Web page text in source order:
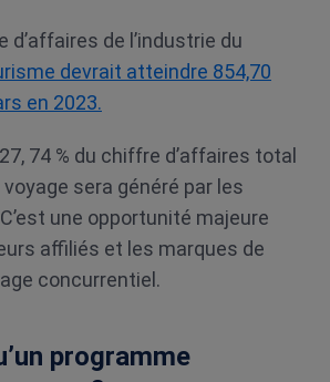
d’affaires de l’industrie du
devrait atteindre 854,70
en 2023.
74 % du chiffre d’affaires total
sera généré par les
une opportunité majeure
affiliés et les marques de
concurrentiel.
programme